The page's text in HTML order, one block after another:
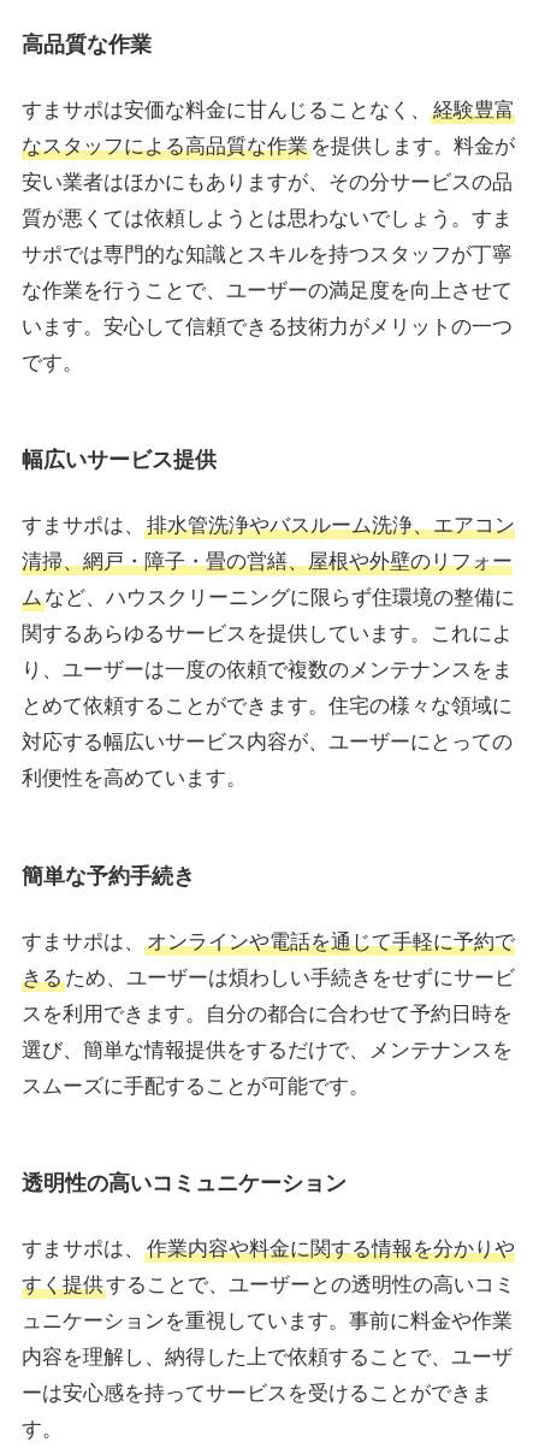
高品質な作業
すまサポは安価な料金に甘んじることなく、
経験豊富
なスタッフによる高品質な作業を提供します。料金が
安い業者はほかにもありますが、その分サービスの品
質が悪くては依頼しようとは思わないでしょう。すま
サポでは専門的な知識とスキルを持つスタッフが丁寧
な作業を行うことで、ユーザーの満足度を向上させて
います。安心して信頼できる技術力がメリットの一つ
です。
幅広いサービス提供
すまサポは、
排水管洗浄やバスルーム洗浄、エアコン
清掃、網戸・障子・畳の営繕、屋根や外壁のリフォー
ムなど、ハウスクリーニングに限らず住環境の整備に
関するあらゆるサービスを提供しています。これによ
り、ユーザーは一度の依頼で複数のメンテナンスをま
とめて依頼することができます。住宅の様々な領域に
対応する幅広いサービス内容が、ユーザーにとっての
利便性を高めています。
簡単な予約手続き
すまサポは、
オンラインや電話を通じて手軽に予約で
きるため、ユーザーは煩わしい手続きをせずにサービ
スを利用できます。自分の都合に合わせて予約日時を
選び、簡単な情報提供をするだけで、メンテナンスを
スムーズに手配することが可能です。
透明性の高いコミュニケーション
すまサポは、
作業内容や料金に関する情報を分かりや
すく提供することで、ユーザーとの透明性の高いコミ
ュニケーションを重視しています。事前に料金や作業
内容を理解し、納得した上で依頼することで、ユーザ
ーは安心感を持ってサービスを受けることができま
す。